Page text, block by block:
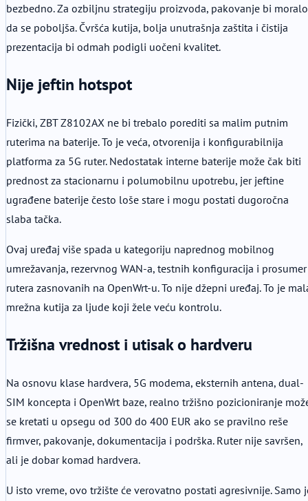
bezbedno. Za ozbiljnu strategiju proizvoda, pakovanje bi moralo
da se poboljša. Čvršća kutija, bolja unutrašnja zaštita i čistija
prezentacija bi odmah podigli uočeni kvalitet.
Nije jeftin hotspot
Fizički, ZBT Z8102AX ne bi trebalo porediti sa malim putnim
ruterima na baterije. To je veća, otvorenija i konfigurabilnija
platforma za 5G ruter. Nedostatak interne baterije može čak biti
prednost za stacionarnu i polumobilnu upotrebu, jer jeftine
ugrađene baterije često loše stare i mogu postati dugoročna
slaba tačka.
Ovaj uređaj više spada u kategoriju naprednog mobilnog
umrežavanja, rezervnog WAN-a, testnih konfiguracija i prosumer
rutera zasnovanih na OpenWrt-u. To nije džepni uređaj. To je
mrežna kutija za ljude koji žele veću kontrolu.
Tržišna vrednost i utisak o hardveru
Na osnovu klase hardvera, 5G modema, eksternih antena, dual-
SIM koncepta i OpenWrt baze, realno tržišno pozicioniranje
se kretati u opsegu od 300 do 400 EUR ako se pravilno reše
firmver, pakovanje, dokumentacija i podrška. Ruter nije savršen,
ali je dobar komad hardvera.
U isto vreme, ovo tržište će verovatno postati agresivnije. Samo